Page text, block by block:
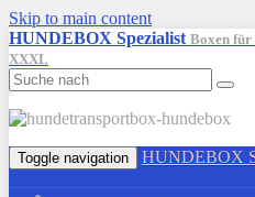
Skip to main content
HUNDEBOX Spezialist Boxen für
XXXL
Toggle navigation HUNDEBOX